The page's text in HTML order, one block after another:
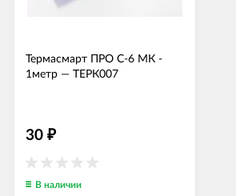
Термасмарт ПРО С-6 МК -
1метр — ТЕРК007
30 ₽
В наличии